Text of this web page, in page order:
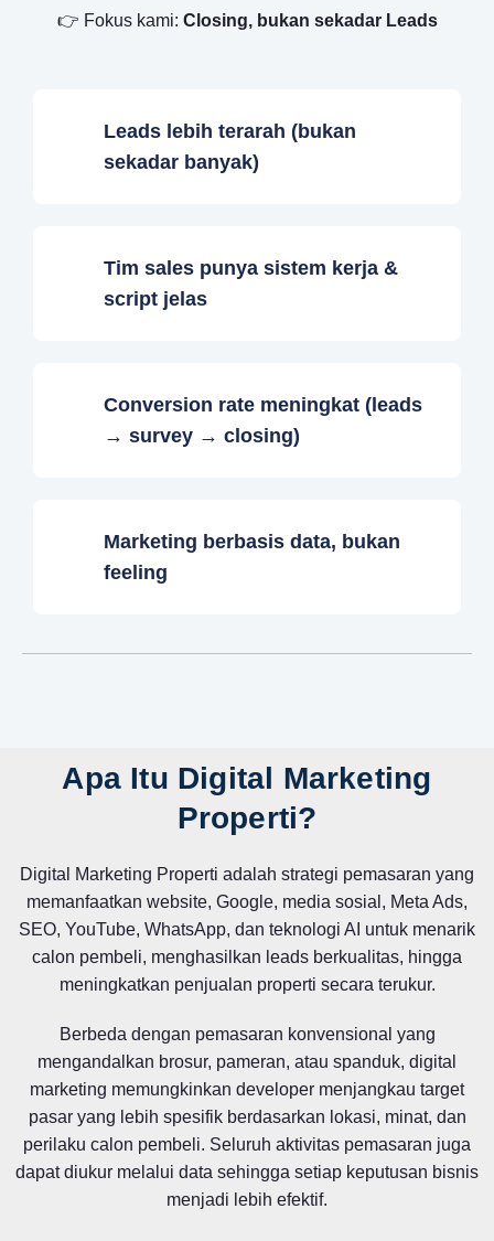
👉 Fokus kami: Closing, bukan sekadar Leads
Leads lebih terarah (bukan
sekadar banyak)
Tim sales punya sistem kerja &
script jelas
Conversion rate meningkat (leads
→ survey → closing)
Marketing berbasis data, bukan
feeling
Apa Itu Digital Marketing
Properti?
Digital Marketing Properti adalah strategi pemasaran yang
memanfaatkan website, Google, media sosial, Meta Ads,
SEO, YouTube, WhatsApp, dan teknologi AI untuk menarik
calon pembeli, menghasilkan leads berkualitas, hingga
meningkatkan penjualan properti secara terukur.
Berbeda dengan pemasaran konvensional yang
mengandalkan brosur, pameran, atau spanduk, digital
marketing memungkinkan developer menjangkau target
pasar yang lebih spesifik berdasarkan lokasi, minat, dan
perilaku calon pembeli. Seluruh aktivitas pemasaran juga
dapat diukur melalui data sehingga setiap keputusan bisnis
menjadi lebih efektif.